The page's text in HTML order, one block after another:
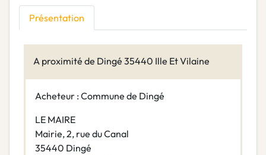
Présentation
A proximité de Dingé 35440 Ille Et Vilaine
Acheteur : Commune de Dingé
LE MAIRE
Mairie, 2, rue du Canal
35440 Dingé